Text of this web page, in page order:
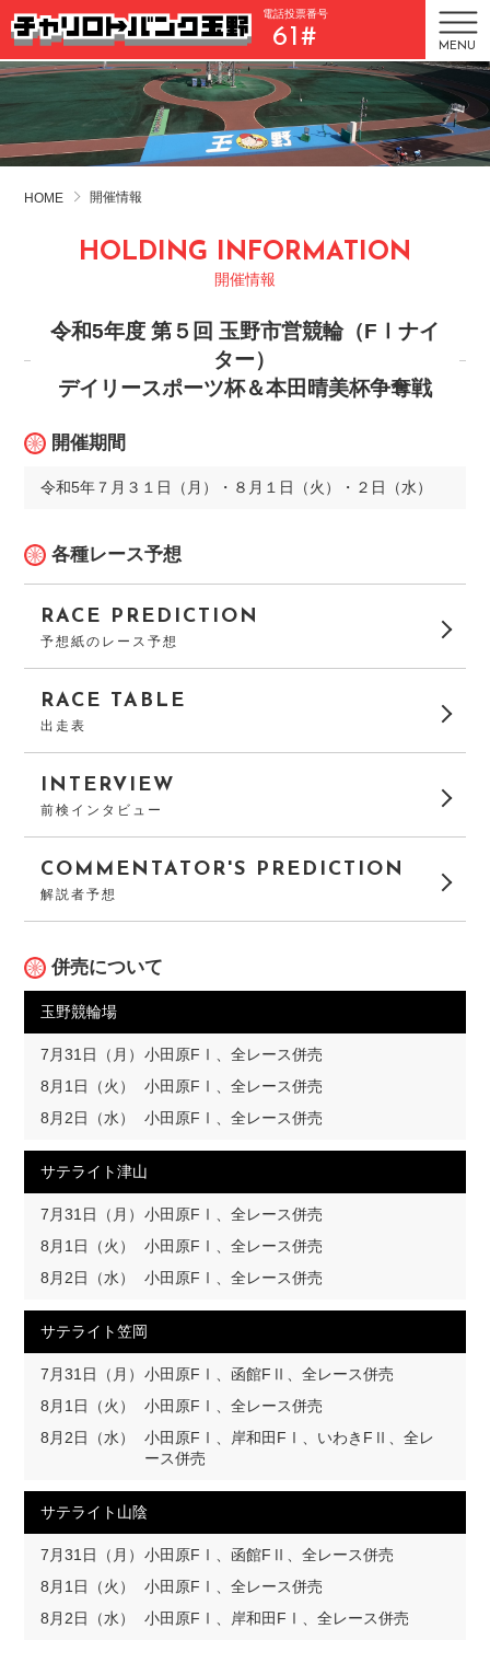
電話投票番号
61# MENU
HOME 開催情報
HOLDING INFORMATION
開催情報
令和5年度 第５回 玉野市営競輪（FⅠナイ
ター）
デイリースポーツ杯＆本田晴美杯争奪戦
開催期間
令和5年７月３１日（月）・８月１日（火）・２日（水）
各種レース予想
RACE PREDICTION
予想紙のレース予想
RACE TABLE
出走表
INTERVIEW
前検インタビュー
COMMENTATOR'S PREDICTION
解説者予想
併売について
玉野競輪場
7月31日（月） 小田原FⅠ、全レース併売
8月1日（火）
小田原FⅠ、全レース併売
8月2日（水）
小田原FⅠ、全レース併売
サテライト津山
7月31日（月） 小田原FⅠ、全レース併売
8月1日（火）
小田原FⅠ、全レース併売
8月2日（水）
小田原FⅠ、全レース併売
サテライト笠岡
7月31日（月） 小田原FⅠ、函館FⅡ、全レース併売
8月1日（火）
小田原FⅠ、全レース併売
8月2日（水）
小田原FⅠ、岸和田FⅠ、いわきFⅡ、全レ
ース併売
サテライト山陰
7月31日（月） 小田原FⅠ、函館FⅡ、全レース併売
8月1日（火）
小田原FⅠ、全レース併売
8月2日（水）
小田原FⅠ、岸和田FⅠ、全レース併売